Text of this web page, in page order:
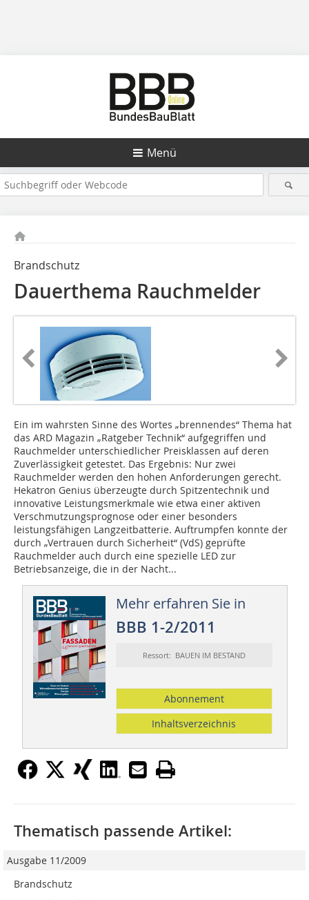
Menü
Brandschutz
Dauerthema Rauchmelder
Ein im wahrsten Sinne des Wortes „brennendes“ Thema hat
das ARD Magazin „Ratgeber Technik“ aufgegriffen und
Rauchmelder unterschiedlicher Preisklassen auf deren
Zuverlässigkeit getestet. Das Ergebnis: Nur zwei
Rauchmelder werden den hohen Anforderungen gerecht.
Hekatron Genius überzeugte durch Spitzentechnik und
innovative Leistungsmerkmale wie etwa einer aktiven
Verschmutzungsprognose oder einer besonders
leistungsfähigen Langzeitbatterie. Auftrumpfen konnte der
durch „Vertrauen durch Sicherheit“ (VdS) geprüfte
Rauchmelder auch durch eine spezielle LED zur
Betriebsanzeige, die in der Nacht...
Mehr erfahren Sie in
BBB 1-2/2011
Ressort: BAUEN IM BESTAND
Abonnement
Inhaltsverzeichnis
Thematisch passende Artikel:
Ausgabe 11/2009
Brandschutz